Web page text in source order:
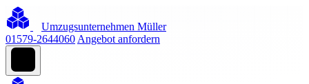
Umzugsunternehmen Müller
01579-2644060 Angebot anfordern